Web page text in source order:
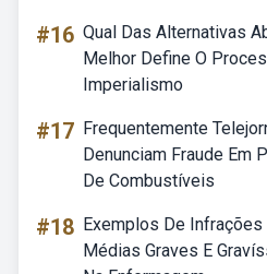
#16 Qual Das Alternativas
Melhor Define O
Imperialismo
#17 Frequentemente
Denunciam Fraude Em
De Combustíveis
#18 Exemplos De
Médias Graves E